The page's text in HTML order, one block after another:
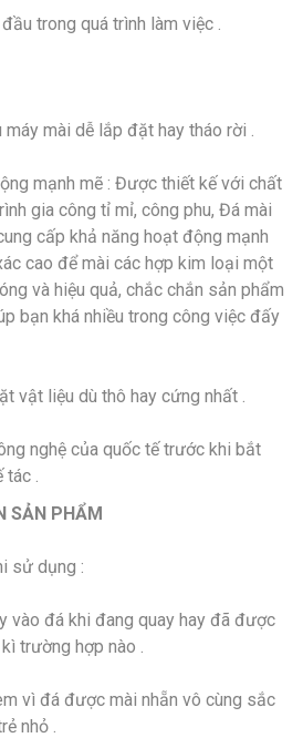
trong quá trình làm việc .
mài dễ lắp đặt hay tháo rời .
mạnh mẽ : Được thiết kế với chất
gia công tỉ mỉ, công phu, Đá mài
cấp khả năng hoạt động mạnh
cao để mài các hợp kim loại một
và hiệu quả, chắc chắn sản phẩm
bạn khá nhiều trong công việc đấy
vật liệu dù thô hay cứng nhất .
nghệ của quốc tế trước khi bắt
tác .
SẢN PHẨM
sử dụng :
vào đá khi đang quay hay đã được
trường hợp nào .
vì đá được mài nhẵn vô cùng sắc
nhỏ .